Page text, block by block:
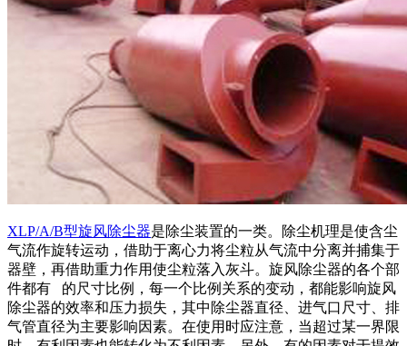
XLP/A/B型旋风除尘器是除尘装置的一类。除尘机理是使含尘
气流作旋转运动，借助于离心力将尘粒从气流中分离并捕集于
器壁，再借助重力作用使尘粒落入灰斗。旋风除尘器的各个部
件都有 的尺寸比例，每一个比例关系的变动，都能影响旋风
除尘器的效率和压力损失，其中除尘器直径、进气口尺寸、排
气管直径为主要影响因素。在使用时应注意，当超过某一界限